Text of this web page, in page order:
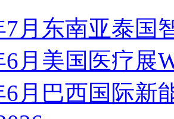
7月东南亚泰国
6月美国医疗展
6月巴西国际新